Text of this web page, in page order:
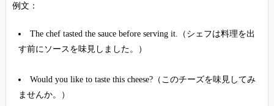
例文：
The chef tasted the sauce before serving it.（シェフは料理を出
す前にソースを味見しました。）
Would you like to taste this cheese?（このチーズを味見してみ
ませんか。）